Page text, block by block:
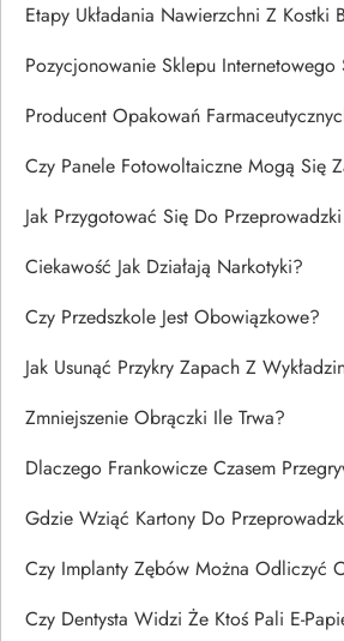
Etapy Układania Nawierzchni Z Kostki
Pozycjonowanie Sklepu Internetowego
Producent Opakowań
Czy Panele Fotowoltaiczne Mogą Się
Jak Przygotować Się Do
Ciekawość Jak Działają Narkotyki?
Czy Przedszkole Jest Obowiązkowe?
Jak Usunąć Przykry Zapach Z
Zmniejszenie Obrączki Ile Trwa?
Dlaczego Frankowicze Czasem
Gdzie Wziąć Kartony Do
Czy Implanty Zębów Można Odliczyć
Czy Dentysta Widzi Że Ktoś Pali E-